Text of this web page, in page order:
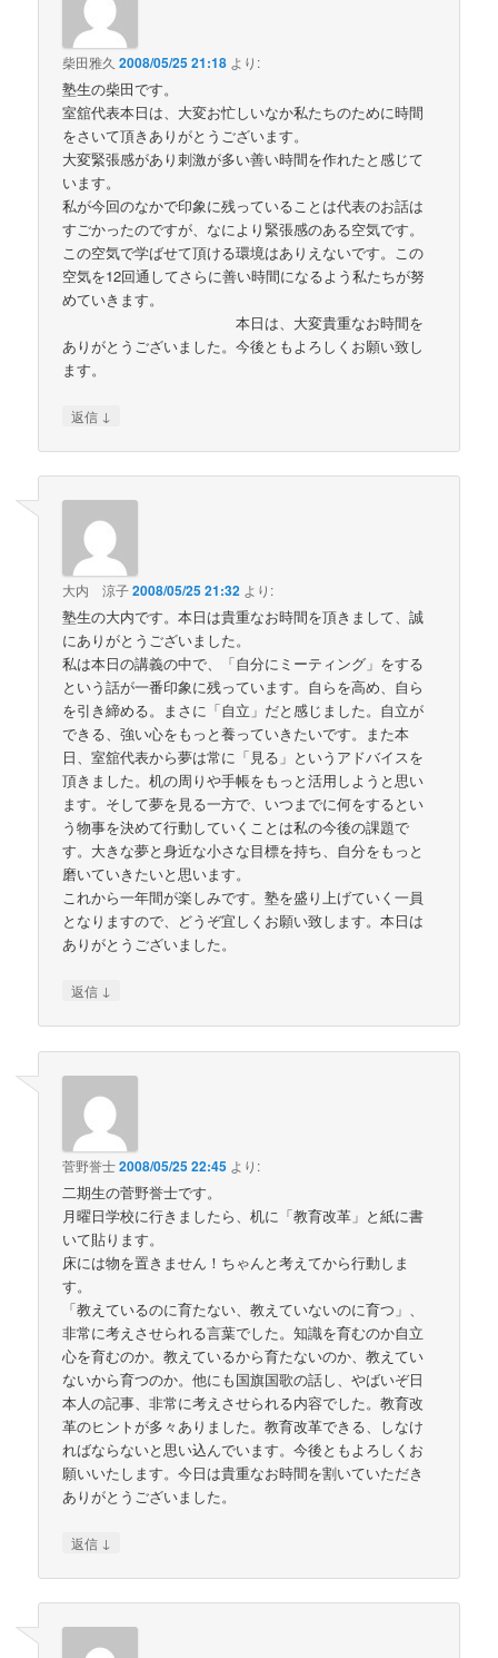
柴田雅久 2008/05/25 21:18 より:
塾生の柴田です。
室舘代表本日は、大変お忙しいなか私たちのために時間
をさいて頂きありがとうございます。
大変緊張感があり刺激が多い善い時間を作れたと感じて
います。
私が今回のなかで印象に残っていることは代表のお話は
すごかったのですが、なにより緊張感のある空気です。
この空気で学ばせて頂ける環境はありえないです。この
空気を12回通してさらに善い時間になるよう私たちが努
めていきます。
本日は、大変貴重なお時間を
ありがとうございました。今後ともよろしくお願い致し
ます。
返信 ↓
大内 涼子2008/05/25 21:32 より:
塾生の大内です。本日は貴重なお時間を頂きまして、誠
にありがとうございました。
私は本日の講義の中で、「自分にミーティング」をする
という話が一番印象に残っています。自らを高め、自ら
を引き締める。まさに「自立」だと感じました。自立が
できる、強い心をもっと養っていきたいです。また本
日、室舘代表から夢は常に「見る」というアドバイスを
頂きました。机の周りや手帳をもっと活用しようと思い
ます。そして夢を見る一方で、いつまでに何をするとい
う物事を決めて行動していくことは私の今後の課題で
す。大きな夢と身近な小さな目標を持ち、自分をもっと
磨いていきたいと思います。
これから一年間が楽しみです。塾を盛り上げていく一員
となりますので、どうぞ宜しくお願い致します。本日は
ありがとうございました。
返信 ↓
菅野誉士2008/05/25 22:45 より:
二期生の菅野誉士です。
月曜日学校に行きましたら、机に「教育改革」と紙に書
いて貼ります。
床には物を置きません！ちゃんと考えてから行動しま
す。
「教えているのに育たない、教えていないのに育つ」、
非常に考えさせられる言葉でした。知識を育むのか自立
心を育むのか。教えているから育たないのか、教えてい
ないから育つのか。他にも国旗国歌の話し、やばいぞ日
本人の記事、非常に考えさせられる内容でした。教育改
革のヒントが多々ありました。教育改革できる、しなけ
ればならないと思い込んでいます。今後ともよろしくお
願いいたします。今日は貴重なお時間を割いていただき
ありがとうございました。
返信 ↓